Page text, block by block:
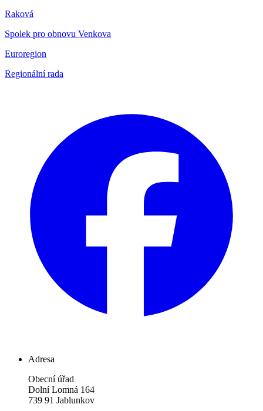
Raková
Spolek pro obnovu Venkova
Euroregion
Regionální rada
Adresa
Obecní úřad
Dolní Lomná 164
739 91 Jablunkov